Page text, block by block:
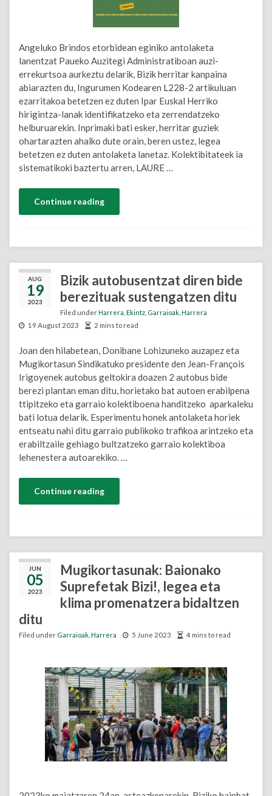
Angeluko ​​Brindos etorbidean eginiko antolaketa
lanentzat Paueko Auzitegi Administratiboan auzi-
errekurtsoa aurkeztu delarik, Bizik herritar kanpaina
abiarazten du, Ingurumen Kodearen L228-2 artikuluan
ezarritakoa betetzen ez duten Ipar Euskal Herriko
hirigintza-lanak identifikatzeko eta zerrendatzeko
helburuarekin. Inprimaki bati esker, herritar guziek
ohartarazten ahalko dute orain, beren ustez, legea
betetzen ez duten antolaketa lanetaz. Kolektibitateek ia
sistematikoki baztertu arren, LAURE …
Continue reading
AUG
19
2023
Bizik autobusentzat diren bide
berezituak sustengatzen ditu
Filed underHarrera Ekintz Garraioak Harrera
19 August 2023
2 mins to read
Joan den hilabetean, Donibane Lohizuneko auzapez eta
Mugikortasun Sindikatuko presidente den Jean-François
Irigoyenek autobus geltokira doazen 2 autobus bide
berezi plantan eman ditu, horietako bat autoen erabilpena
ttipitzeko eta garraio kolektiboena handitzeko aparkaleku
bati lotua delarik. Esperimentu honek antolaketa horiek
entseatu nahi ditu garraio publikoko trafikoa arintzeko eta
erabiltzaile gehiago bultzatzeko garraio kolektiboa
lehenestera autoarekiko. …
Continue reading
JUN
05
2023
Mugikortasunak: Baionako
Suprefetak Bizi!, legea eta
klima promenatzera bidaltzen
ditu
Filed under Garraioak Harrera 5 June 2023 4 mins to read